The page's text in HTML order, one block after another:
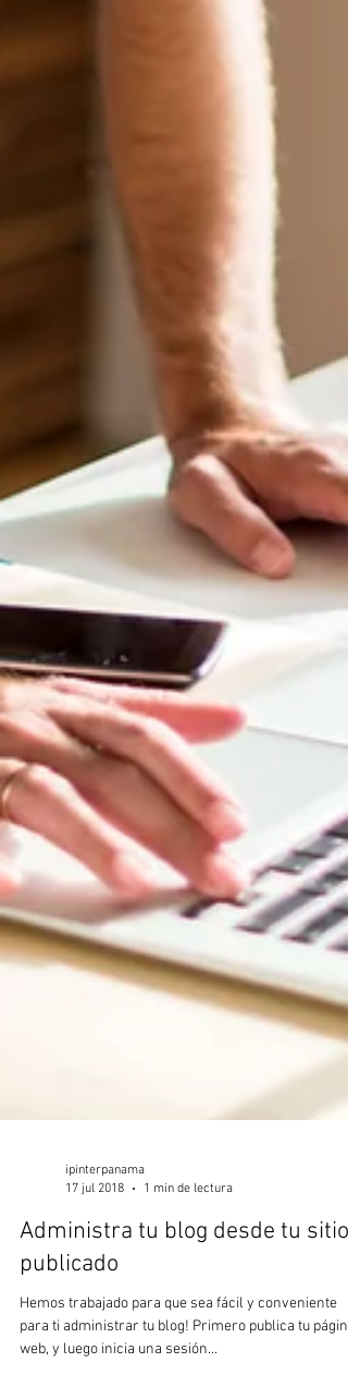
ipinterpanama
17 jul 2018
Administra tu blog desde tu sitio
publicado